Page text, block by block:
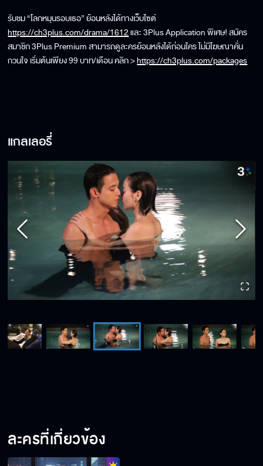
รับชม “โลกหมุนรอบเธอ” ย้อนหลังได้ทางเว็บไซต์
https://ch3plus.com/drama/1612และ 3Plus Application พิเศษ! สมัคร
สมาชิก 3Plus Premium สามารถดูละครย้อนหลังได้ก่อนใคร ไม่มีโฆษณาคั่น
กวนใจ เริ่มต้นเพียง 99 บาท/เดือน คลิก >https://ch3plus.com/packages
แกลเลอรี่
ละครที่เกี่ยวข้อง